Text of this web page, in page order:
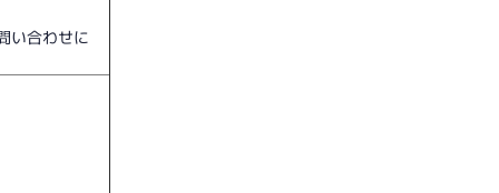
い合わせに